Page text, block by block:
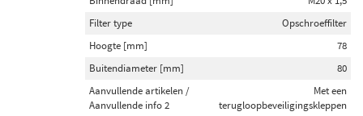
Remschijven (831)
Handremkabel (806)
Spanning (Volt)
Filter type
Opschroeffilter
Hoogte [mm]
78
Buitendiameter [mm]
80
Aanvullende artikelen /
Aanvullende info 2
Met een
terugloopbeveiligingskleppen